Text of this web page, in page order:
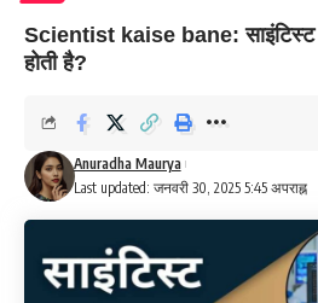
Scientist kaise bane: साइंटिस्ट
होती है?
Last updated: जनवरी 30, 2025 5:45 अपराह्न
Anuradha Maurya